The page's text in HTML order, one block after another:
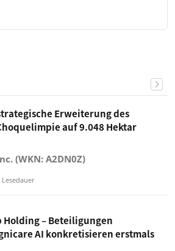
Erweiterung des
auf 9.048 Hektar
(WKN: A2DN0Z)
Lesedauer
Holding – Beteiligungen
AI konkretisieren erstmals